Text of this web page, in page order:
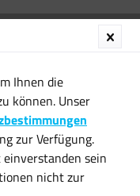
Toner für Kyocera
Ihnen die
können. Unser
zur Verfügung.
sein
nicht zur